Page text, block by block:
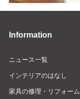
Information
ニュース一覧
インテリアのはなし
家具の修理・リフォーム